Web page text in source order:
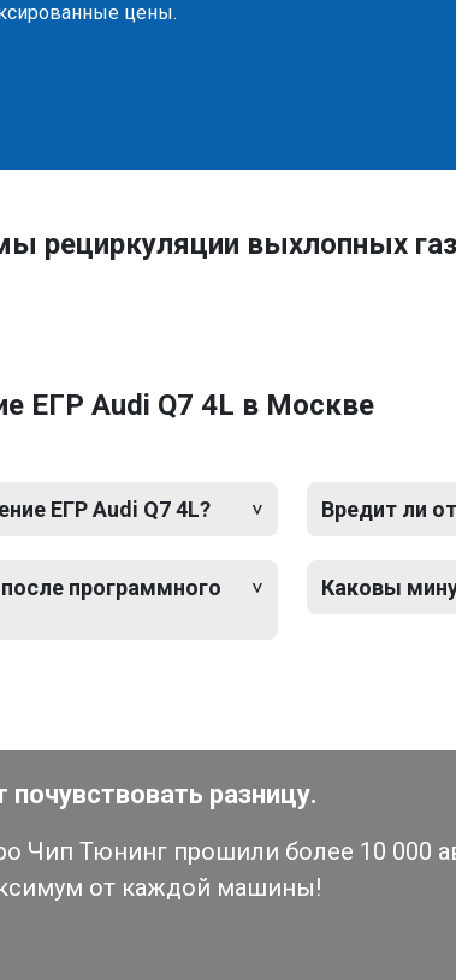
цены.
рециркуляции выхлопных
ЕГР Audi Q7 4L в Москве
ЕГР Audi Q7 4L?
программного
Вредит ли
Каковы
разницу.
Чип Тюнинг прошили более 10 000
от каждой машины!